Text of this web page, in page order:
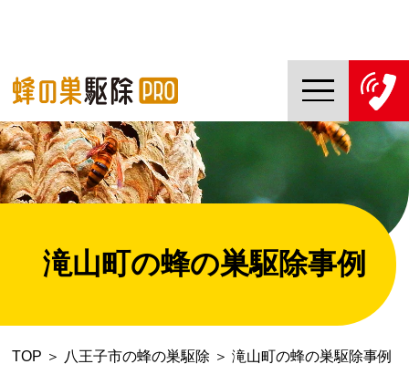
TOP
蜂の巣駆除PROについて
蜂の巣駆除ご依頼の流れ
対応エリア一覧
滝山町の蜂の巣駆除事例
TOP ＞ 八王子市の蜂の巣駆除 ＞ 滝山町の蜂の巣駆除事例